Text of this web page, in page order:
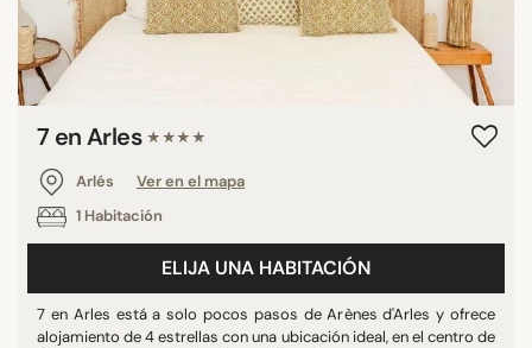
7 en Arles ★★★★
Arlés
Ver en el mapa
1 Habitación
ELIJA UNA HABITACIÓN
7 en Arles está a solo pocos pasos de Arènes d'Arles y ofrece
alojamiento de 4 estrellas con una ubicación ideal, en el centro de